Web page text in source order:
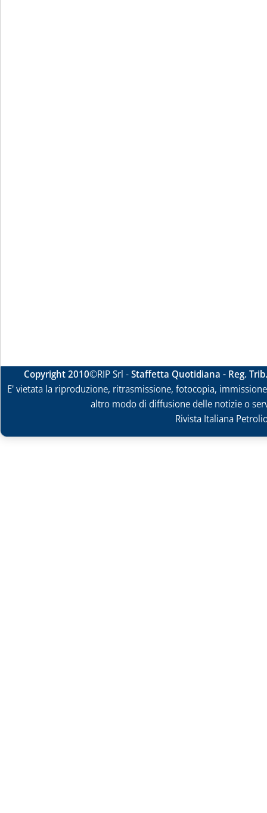
Copyright 2010©RIP Srl -Staffetta Quotidiana - Reg.
E' vietata la riproduzione, ritrasmissione, fotocopia,
altro modo di diffusione delle notizie o
Rivista Italiana